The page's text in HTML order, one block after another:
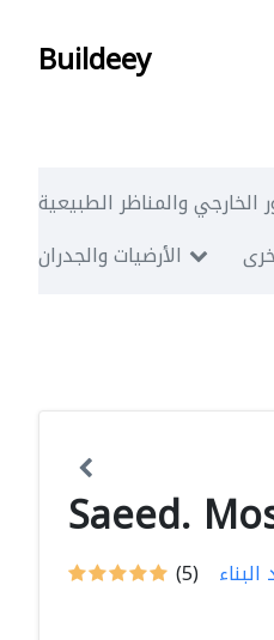
Buildeey
الخارجي والمناظر الطبيعية
الأرضيات والجدران
Saeed.
(5)